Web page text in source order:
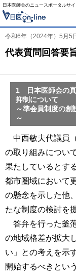
日本医師会のニュースポータルサイ
令和6年（2024年）5月5
代表質問回答要
1 日本医師会の真
抑制について
～準会員制度の創
～
中西敏夫代議員
の取り組みについ
果たしているとす
都市圏域において
の懸念を示した他
たな制度の検討を
答弁を行った釜
の地域格差が拡大
い」との考えを示
開始するべきとい